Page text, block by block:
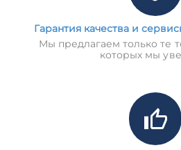
Гарантия качества и
Мы предлагаем только те
которых мы